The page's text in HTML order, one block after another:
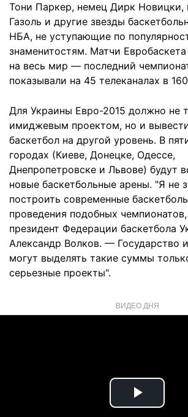
Тони Паркер, немец Дирк Новицки,
Газоль и другие звезды
НБА, не уступающие по
знаменитостям. Матчи
на весь мир — последний
показывали на 45 телеканалах в
Для Украины Евро-2015 должно не
имиджевым проектом, но и
баскетбол на другой уровень. В
городах (Киеве, Донецке, Одессе,
Днепропетровске и Львове) будут
новые баскетбольные арены. "Я не
построить современные
проведения подобных
президент Федерации баскетбола
Александр Волков. — Государство
могут выделять такие суммы
серьезные проекты".
ВИДЕО ДНЯ
Play